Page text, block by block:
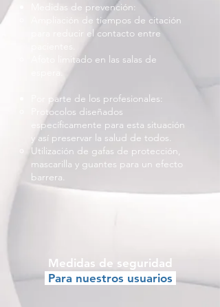
Medidas de prevención:
Ampliación de tiempos de citación
para reducir el contacto entre
Afoto limitado en las salas de
Por parte de los profesionales:
Protocolos diseñados
específicamente para esta situación
y así preservar la salud de todos.
Utilización de gafas de protección,
mascarilla y guantes para un efecto
barrera.
Medidas de seguridad
Para nuestros usuarios